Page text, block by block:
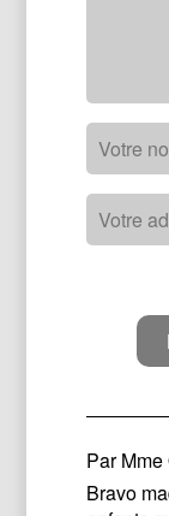
ParMme
Bravo